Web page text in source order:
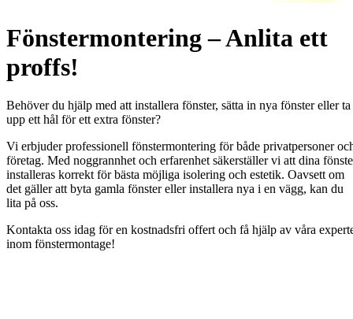
Fönstermontering – Anlita ett
proffs!
Behöver du hjälp med att installera fönster, sätta in nya fönster eller ta
upp ett hål för ett extra fönster?
Vi erbjuder professionell fönstermontering för både privatpersoner
företag. Med noggrannhet och erfarenhet säkerställer vi att dina
installeras korrekt för bästa möjliga isolering och estetik. Oavsett om
det gäller att byta gamla fönster eller installera nya i en vägg, kan du
lita på oss.
Kontakta oss idag för en kostnadsfri offert och få hjälp av våra
inom fönstermontage!